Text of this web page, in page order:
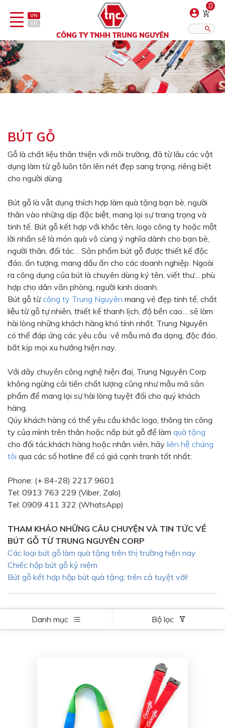
VN
EN
0
Danh sách sản phẩm
Bật lửa
Đồ sứ quà tặng
Bình/ca giữ nhiệt
Dịch vụ in gia công
Màu sắc
Đỏ
Đen
Xanh ngọc
Xanh lá
Cam
Vàng
Hồng
Tím
Bạc
Vàng Gold
Xanh dương
Xám
Trắng
Bạc - Bạc
Xanh dương - Bạc
Xanh lá - Bạc
Tím - Bạc
Đỏ - Bạc
Bạc - Xanh dương
Bạc - Xanh lá
Đỏ - Bạc
Đen - Trắng
Xanh xám
Cà phê
Xanh dương - Đen
Đỏ nâu
Đen - Nơ
Bạc 1cm
Bạc 2cm
Bạc mini 1cm
BÚT GỖ
Gỗ là chất liệu thân thiện với môi trường, đã từ lâu các vật
dụng làm từ gỗ luôn tôn lên nét đẹp sang trọng, riêng biệt
cho người dùng.
Bút gỗ là vật dụng thích hợp làm quà tặng bạn bè, người
thân vào những dịp đặc biệt, mang lại sự trang trọng và
tinh tế. Bút gỗ kết hợp với khắc tên, logo công ty hoặc một
lời nhắn sẽ là món quà vô cùng ý nghĩa dành cho bạn bè,
người thân, đối tác… Sản phẩm bút gỗ được thiết kế độc
đáo, ấn tượng, mang dấu ấn cho các doanh nghiệp. Ngoài
ra công dụng của bút là chuyên dùng ký tên, viết thư… phù
hợp cho dân văn phòng, người kinh doanh.
Bút gỗ từcông ty Trung Nguyên mang vẻ đẹp tinh tế, chất
liệu từ gỗ tự nhiên, thiết kế thanh lịch, độ bền cao… sẽ làm
hài lòng những khách hàng khó tính nhất. Trung Nguyên
có thể đáp ứng các yêu cầu về mẫu mã đa dạng, độc đáo,
bắt kịp mọi xu hướng hiện nay.
Với dây chuyền công nghệ hiện đaị, Trung Nguyên Corp
không ngừng cải tiến chất lượng cũng như mẫu mã sản
phẩm để mang lại sự hài lòng tuyệt đối cho quý khách
hàng.
Qúy khách hàng có thể yêu cầu khắc logo, thông tin công
ty của mình trên thân hoặc nắp bút gỗ để làm quà tặng
cho đối tác,khách hàng hoặc nhân viên, hãy liên hệ chúng
tôi qua các số hotline để có giá cạnh tranh tốt nhất:
Phone: (+ 84-28) 2217 9601
Tel: 0913 763 229 (Viber, Zalo)
Tel: 0909 411 322 (WhatsApp)
THAM KHẢO NHỮNG CÂU CHUYỆN VÀ TIN TỨC VỀ
BÚT GỖ TỪ TRUNG NGUYÊN CORP
Các loại bút gỗ làm quà tặng trên thị trường hiện nay
Chiếc hộp bút gỗ kỷ niệm
Bút gỗ kết hợp hộp bút quà tặng: trên cả tuyệt vời!
Danh mục Bộ lọc